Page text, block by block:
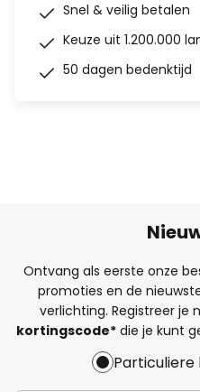
Snel & veilig betalen
Keuze uit 1.200.000
50 dagen bedenktijd
Ontvang als eerste onze
promoties en de
verlichting. Registreer je
kortingscode*die je kunt
Particuliere